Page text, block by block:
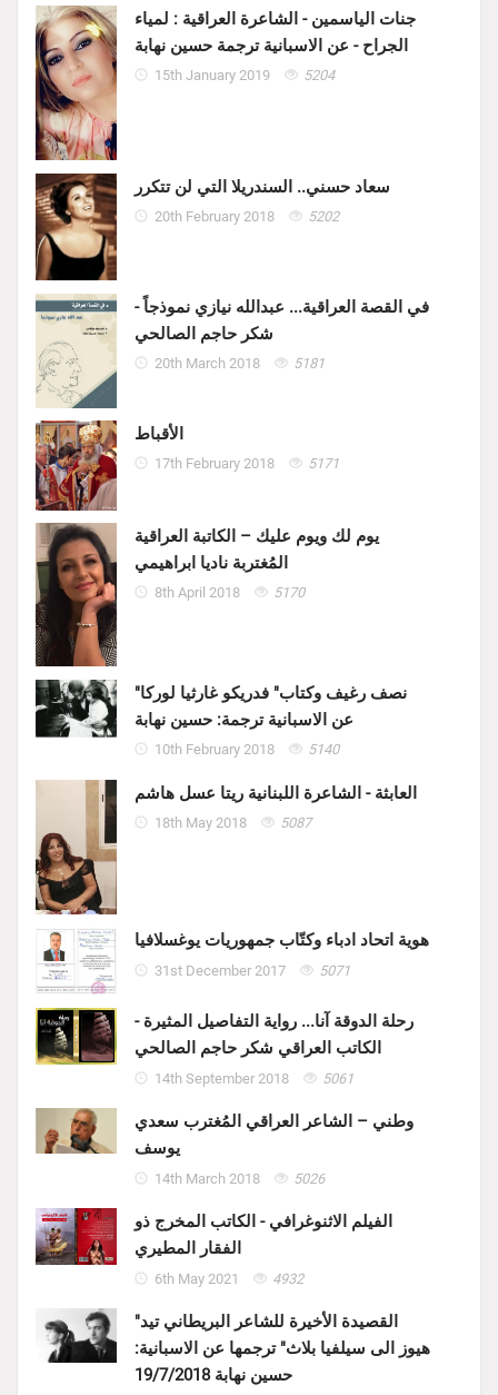
جنات الياسمين - الشاعرة العراقية : لمياء
الجراح - عن الاسبانية ترجمة حسين نهابة
15th January 2019 5204
سعاد حسني.. السندريلا التي لن تتكرر
20th February 2018 5202
في القصة العراقية... عبدالله نيازي نموذجاً -
شكر حاجم الصالحي
20th March 2018 5181
الأقباط
17th February 2018 5171
يوم لك ويوم عليك – الكاتبة العراقية
المُغتربة ناديا ابراهيمي
8th April 2018 5170
"نصف رغيف وكتاب" فدريكو غارثيا لوركا
عن الاسبانية ترجمة: حسين نهابة
10th February 2018 5140
العابثة - الشاعرة اللبنانية ريتا عسل هاشم
18th May 2018 5087
هوية اتحاد ادباء وكتّاب جمهوريات يوغسلافيا
31st December 2017 5071
رحلة الدوقة آنا... رواية التفاصيل المثيرة -
الكاتب العراقي شكر حاجم الصالحي
14th September 2018 5061
وطني – الشاعر العراقي المُغترب سعدي
يوسف
14th March 2018 5026
الفيلم الاثنوغرافي - الكاتب المخرج ذو
الفقار المطيري
6th May 2021 4932
"القصيدة الأخيرة للشاعر البريطاني تيد
هيوز الى سيلفيا بلاث" ترجمها عن الاسبانية:
حسين نهابة 19/7/2018